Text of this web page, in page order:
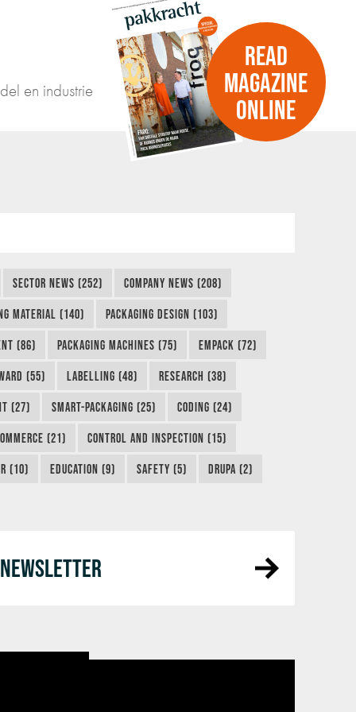
en industrie
READ
MAGAZINE
ONLINE
SECTOR NEWS (252) COMPANY NEWS (208)
MATERIAL (140) PACKAGING DESIGN (103)
(86) PACKAGING MACHINES (75) EMPACK (72)
(55) LABELLING (48) RESEARCH (38)
(27) SMART-PACKAGING (25) CODING (24)
(21) CONTROL AND INSPECTION (15)
(10) EDUCATION (9) SAFETY (5) DRUPA (2)